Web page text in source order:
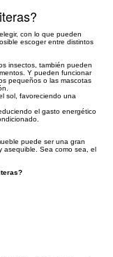
con lo que pueden
escoger entre distintos
insectos, también pueden
Y pueden funcionar
pequeños o las mascotas
sol, favoreciendo una
el gasto energético
puede ser una gran
asequible. Sea como sea, el